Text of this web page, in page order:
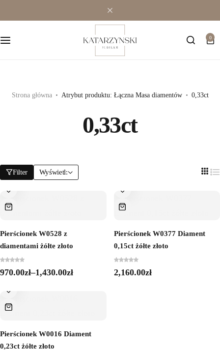
0
Strona główna Atrybut produktu: Łączna Masa diamentów 0,33ct
0,33ct
Filter Wyświetl:
Pierścionek W0528 z
diamentami żółte złoto
970.00zł–1,430.00zł
Pierścionek W0377 Diament
0,15ct żółte złoto
2,160.00zł
Pierścionek W0016 Diament
0,23ct żółte złoto
Premium
Naszyjniki